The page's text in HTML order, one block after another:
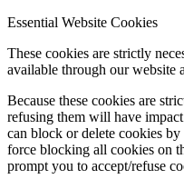
Essential Website Cookies
These cookies are strictly
available through our website
Because these cookies are
refusing them will have
can block or delete cookies
force blocking all cookies on
prompt you to accept/refuse